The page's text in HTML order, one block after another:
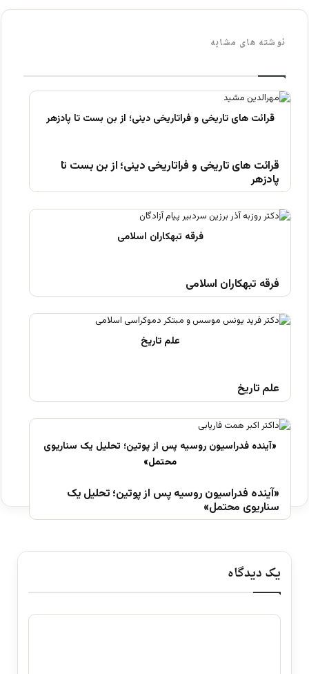
نوشته های مشابه
قرائت های تاریخی و فراتاریخی دینی؛ از بن بست تا
پادزهر
فرقه تبهکاران اسلامی
علم تاریخ
«آینده فدراسیون روسیه پس از پوتین؛ تحلیل یک
سناریوی محتمل»
یک دیدگاه